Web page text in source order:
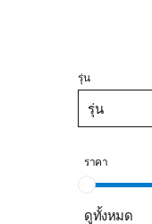
รุ่น
รุ่น
ราคา
ดูทั้งหมด